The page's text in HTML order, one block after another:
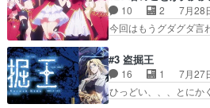
がどうでもいいこと
行き当たりばったり
秘密をあっさり受け
って下衆い国なら進
バイけどミミいなか
うございました！ア
話がしたい作品じゃ
止め効果あるかな？ミ
10 2
7月28
今回はもうグダグダ
カノ版ラブライブ！
なのレッスン動画を
役で出演いたしまし
リーがガチでアイド
#3 盗掘王
16 1
7月27
ひっどい、、、とに